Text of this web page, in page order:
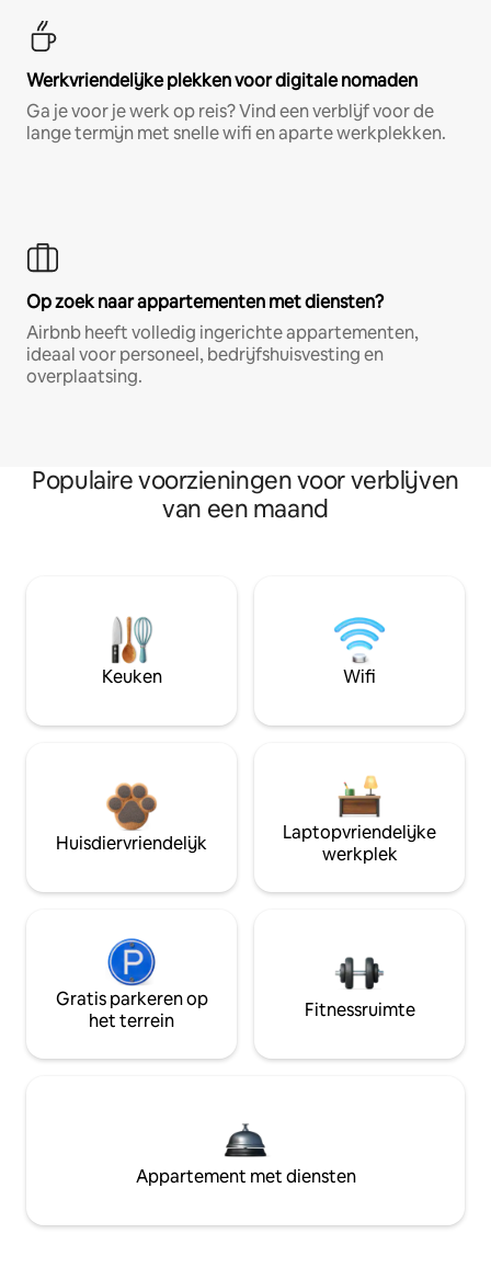
Werkvriendelijke plekken voor digitale nomaden
Ga je voor je werk op reis? Vind een verblijf voor de
lange termijn met snelle wifi en aparte werkplekken.
Op zoek naar appartementen met diensten?
Airbnb heeft volledig ingerichte appartementen,
ideaal voor personeel, bedrijfshuisvesting en
overplaatsing.
Populaire voorzieningen voor verblijven
van een maand
Keuken Wifi
Huisdiervriendelijk
Laptopvriendelijke
werkplek
Gratis parkeren op
het terrein
Fitnessruimte
Appartement met diensten